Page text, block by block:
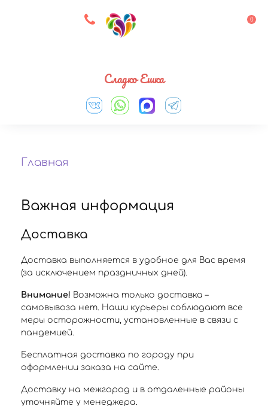
8 927 083 33 05 0
Сладко Ешка
Главная
Важная информация
Доставка
Доставка выполняется в удобное для Вас время
(за исключением праздничных дней).
Внимание! Возможна только доставка –
самовывоза нет. Наши курьеры соблюдают все
меры осторожности, установленные в связи с
пандемией.
Бесплатная доставка по городу при
оформлении заказа на сайте.
Доставку на межгород и в отдаленные районы
уточняйте у менеджера.